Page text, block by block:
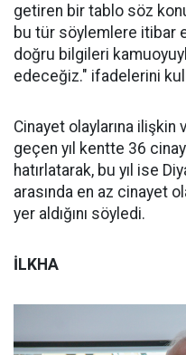
getiren bir tablo söz
bu tür söylemlere itibar
doğru bilgileri
edeceğiz." ifadelerini
Cinayet olaylarına
geçen yıl kentte 36
hatırlatarak, bu yıl ise
arasında en az cinayet
yer aldığını söyledi.
İLKHA